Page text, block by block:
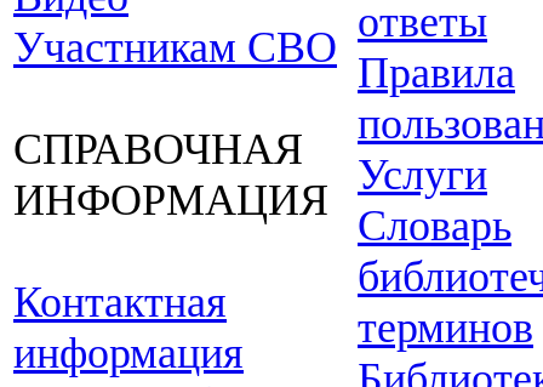
Участникам СВО
СПРАВОЧНАЯ
ИНФОРМАЦИЯ
Контактная
информация
ответы
Правила
Услуги
Словарь
терминов